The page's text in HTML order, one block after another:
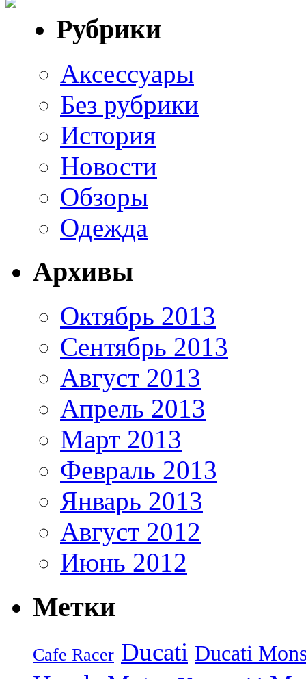
Рубрики
Аксессуары
Без рубрики
История
Новости
Обзоры
Одежда
Архивы
Октябрь 2013
Сентябрь 2013
Август 2013
Апрель 2013
Март 2013
Февраль 2013
Январь 2013
Август 2012
Июнь 2012
Метки
Cafe Racer Ducati Ducati